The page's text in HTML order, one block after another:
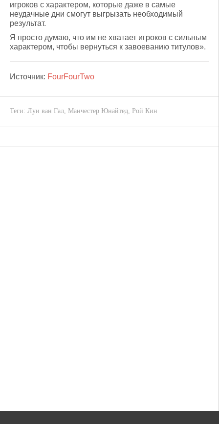
игроков с характером, которые даже в самые
неудачные дни смогут выгрызать необходимый
результат.
Я просто думаю, что им не хватает игроков с сильным
характером, чтобы вернуться к завоеванию титулов».
Источник: FourFourTwo
Теги: Луи ван Гал, Манчестер Юнайтед, Рой Кин